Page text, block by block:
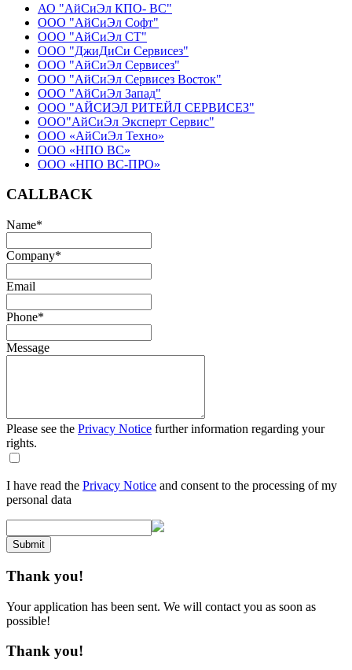
АО "АйСиЭл КПО- ВС"
ООО "АйСиЭл Софт"
ООО "АйСиЭл СТ"
ООО "ДжиДиСи Сервисез"
ООО "АйСиЭл Сервисез"
ООО "АйСиЭл Сервисез Восток"
ООО "АйСиЭл Запад"
ООО "АЙСИЭЛ РИТЕЙЛ СЕРВИСЕЗ"
ООО"АйСиЭл Эксперт Сервис"
ООО «АйСиЭл Техно»
ООО «НПО ВС»
ООО «НПО ВС-ПРО»
CALLBACK
Name*
Company*
Email
Phone*
Message
Please see the Privacy Notice further information regarding your
rights.
I have read the Privacy Notice and consent to the processing of my
personal data
Submit
Thank you!
Your application has been sent. We will contact you as soon as
possible!
Thank you!